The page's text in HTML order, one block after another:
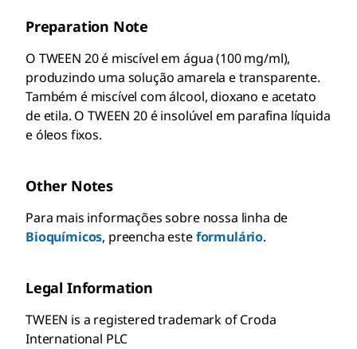
Preparation Note
O TWEEN 20 é miscível em água (100 mg/ml),
produzindo uma solução amarela e transparente.
Também é miscível com álcool, dioxano e acetato
de etila. O TWEEN 20 é insolúvel em parafina líquida
e óleos fixos.
Other Notes
Para mais informações sobre nossa linha de
Bioquímicos, preencha esteformulário.
Legal Information
TWEEN is a registered trademark of Croda
International PLC